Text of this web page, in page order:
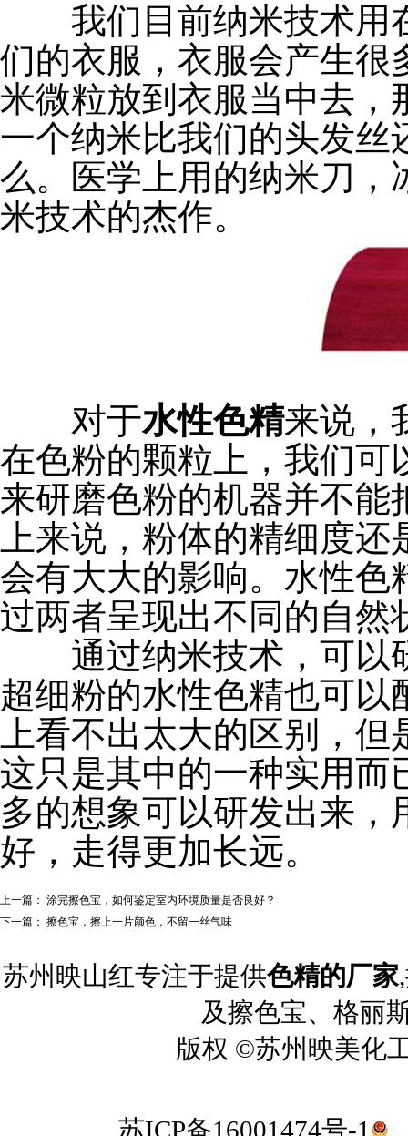
我们目前纳米技术用
们的衣服，衣服会产生很
米微粒放到衣服当中去，
一个纳米比我们的头发丝
么。医学上用的纳米刀，
米技术的杰作。
对于水性色精来说，
在色粉的颗粒上，我们可
来研磨色粉的机器并不能
上来说，粉体的精细度
会有大大的影响。水性色
过两者呈现出不同的自然
通过纳米技术，可以
超细粉的水性色精也可
上看不出太大的区别，
这只是其中的一种实用而
多的想象可以研发出来
好，走得更加长远。
上一篇： 涂完擦色宝，如何鉴定室内环境质量是否良好？
下一篇： 擦色宝，擦上一片颜色，不留一丝气味
苏州映山红专注于提供色精的厂家
及擦色宝、格丽
版权 ©苏州映美化
苏ICP备16001474号-1